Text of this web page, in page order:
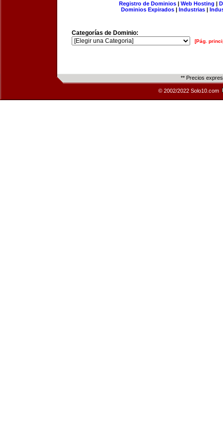
Registro de Dominios| Web Hosting |
Dominios Expirados | Industrias |
Categorías de Dominio:
[Pág.
** Precios
© 2002/2022 Solo10.com